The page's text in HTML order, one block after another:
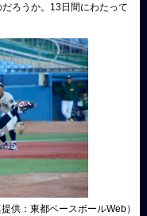
ろうか。13日間にわたって
提供：東都ベースボールWeb）